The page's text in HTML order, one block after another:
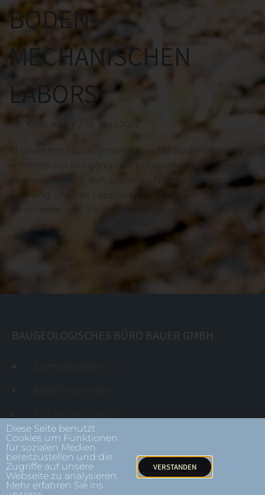
BODEN-
MECHANISCHEN
LABORS
von 12. März 2022
In unserem hauseigenen Labor für Bodenprüfung
ermitteln wir alle gängigen bodenmechanischen
Kennwerte nach den aktuellen Normen. Unter der
Führung unseres Laborleiters Florian Berchtenbreiter
garantieren wir…
Weiterlesen »
mail@baugeologie.de
Impressum
Diese Seite benutzt
Cookies um Funktionen
für sozialen Medien
bereitzustellen und die
Zugriffe auf unsere
Webseite zu analysieren.
Mehr erfahren Sie ins
VERSTANDEN